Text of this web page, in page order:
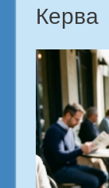
Керва